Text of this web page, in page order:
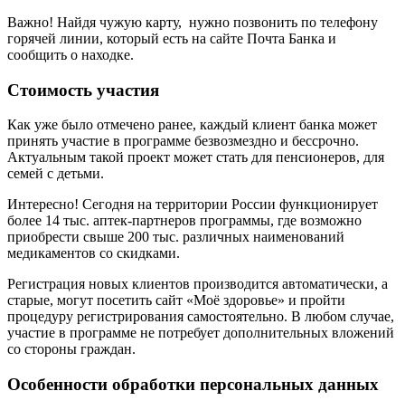
Важно! Найдя чужую карту, нужно позвонить по телефону
горячей линии, который есть на сайте Почта Банка и
сообщить о находке.
Стоимость участия
Как уже было отмечено ранее, каждый клиент банка может
принять участие в программе безвозмездно и бессрочно.
Актуальным такой проект может стать для пенсионеров, для
семей с детьми.
Интересно! Сегодня на территории России функционирует
более 14 тыс. аптек-партнеров программы, где возможно
приобрести свыше 200 тыс. различных наименований
медикаментов со скидками.
Регистрация новых клиентов производится автоматически, а
старые, могут посетить сайт «Моё здоровье» и пройти
процедуру регистрирования самостоятельно. В любом случае,
участие в программе не потребует дополнительных вложений
со стороны граждан.
Особенности обработки персональных данных